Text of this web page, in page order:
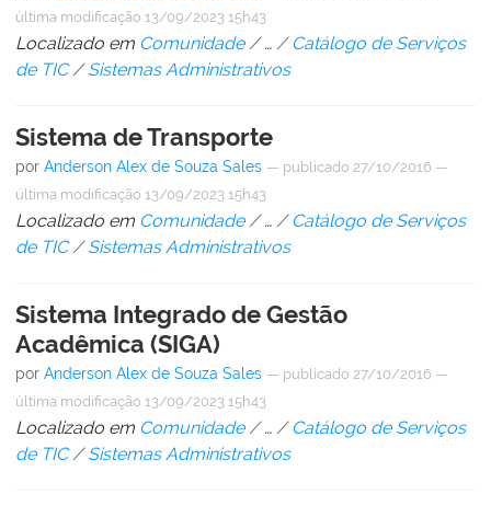
última modificação 13/09/2023 15h43
Localizado em Comunidade /… / Catálogo de Serviços
de TIC /Sistemas Administrativos
Sistema de Transporte
por Anderson Alex de Souza Sales — publicado 27/10/2016 —
última modificação 13/09/2023 15h43
Localizado em Comunidade /… / Catálogo de Serviços
de TIC /Sistemas Administrativos
Sistema Integrado de Gestão
Acadêmica (SIGA)
por Anderson Alex de Souza Sales — publicado 27/10/2016 —
última modificação 13/09/2023 15h43
Localizado em Comunidade /… / Catálogo de Serviços
de TIC /Sistemas Administrativos